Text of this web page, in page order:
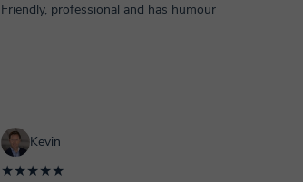
Friendly, professional and has humour
Kevin
★★★★★